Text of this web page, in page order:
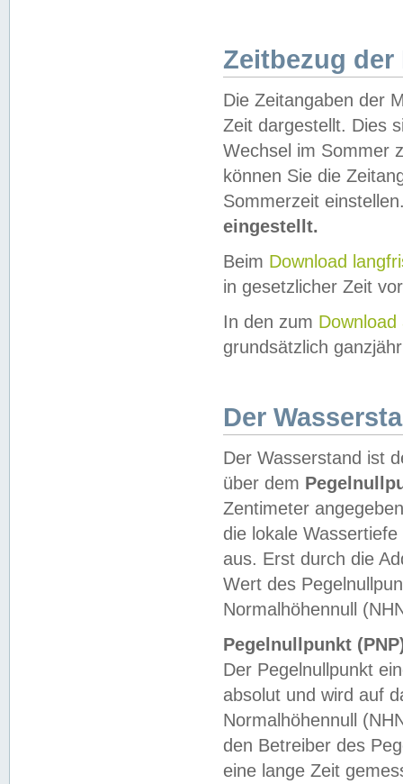
Zeitbezug der
Die Zeitangaben der
Zeit dargestellt. Dies
Wechsel im Sommer
können Sie die
Sommerzeit
eingestellt.
Beim Download
in gesetzlicher Zeit
In den zum Download
grundsätzlich
Der
Der Wasserstand ist
über dem
Zentimeter
die lokale
aus. Erst durch die
Wert des
Normalhöhennull
Pegelnullpunkt
Der Pegelnullpunkt
absolut und wird auf
Normalhöhennull
den Betreiber des
eine lange Zeit